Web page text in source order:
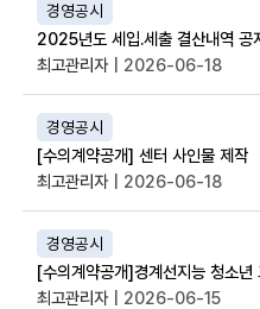
경영공시
2025년도 세입.세출 결산내역 공
최고관리자 | 2026-06-18
경영공시
[수의계약공개] 센터 사인물 제작
최고관리자 | 2026-06-18
경영공시
[수의계약공개]경계선지능 청소
최고관리자 | 2026-06-15